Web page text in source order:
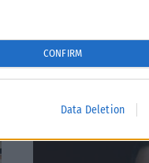
CONFIRM
Data Deletion